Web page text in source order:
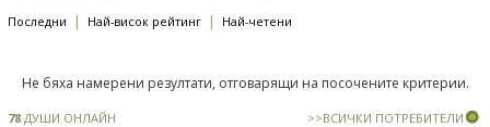
Последни | Най-висок рейтинг | Най-четени
Не бяха намерени резултати, отговарящи на посочените критерии.
78 ДУШИ ОНЛАЙН >>ВСИЧКИ ПОТРЕБИТЕЛИ